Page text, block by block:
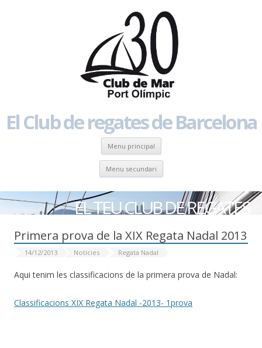
El Club de regates de Barcelona
Menu principal Skip to content
Menu secundari Skip to content
EL TEU CLUB DE REGATES
Primera prova de la XIX Regata Nadal 2013
14/12/2013 Notícies Regata Nadal
Aqui tenim les classificacions de la primera prova de Nadal:
Classificacions XIX Regata Nadal -2013- 1prova